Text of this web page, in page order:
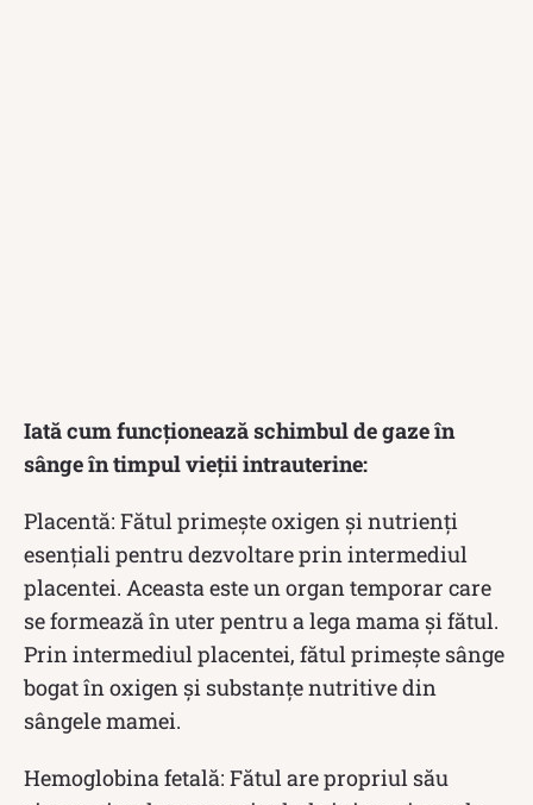
Iată cum funcționează schimbul de gaze în
sânge în timpul vieții intrauterine:
Placentă: Fătul primește oxigen și nutrienți
esențiali pentru dezvoltare prin intermediul
placentei. Aceasta este un organ temporar care
se formează în uter pentru a lega mama și fătul.
Prin intermediul placentei, fătul primește sânge
bogat în oxigen și substanțe nutritive din
sângele mamei.
Hemoglobina fetală: Fătul are propriul său